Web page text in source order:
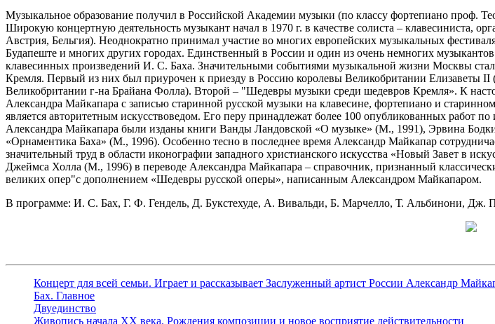
Музыкальное образование получил в Российской Академии музыки (по классу фортепиано проф.
Широкую концертную деятельность музыкант начал в 1970 г. в качестве солиста – клавесиниста,
Австрия, Бельгия). Неоднократно принимал участие во многих европейских музыкальных
Будапеште и многих других городах. Единственный в России и один из очень немногих
клавесинных произведений И. С. Баха. Значительными событиями музыкальной жизни Москвы
Кремля. Первый из них был приурочен к приезду в Россию королевы Великобритании Елизаветы II
Великобритании г-на Брайана Фолла). Второй – "Шедевры музыки среди шедевров Кремля». К
Александра Майкапара с записью старинной русской музыки на клавесине, фортепиано и
является авторитетным искусствоведом. Его перу принадлежат более 100 опубликованных работ
Александра Майкапара были изданы книги Ванды Ландовской «О музыке» (М., 1991), Эрвина
«Орнаментика Баха» (М., 1996). Особенно тесно в последнее время Александр Майкапар
значительный труд в области иконографии западного христианского искусства «Новый Завет в
Джеймса Холла (М., 1996) в переводе Александра Майкапара – справочник, признанный
великих опер"с дополнением «Шедевры русской оперы», написанным Александром Майкапаром.
В программе: И. С. Бах, Г. Ф. Гендель, Д. Букстехуде, А. Вивальди, Б. Марчелло, Т. Альбинони, Дж.
Концерт для всей семьи. Играет и рассказывает Заслуженный артист России Александр
Бах. Главное
Двуединство
Живопись начала ХХ века. Рождения композиции и новое восприятие действительности